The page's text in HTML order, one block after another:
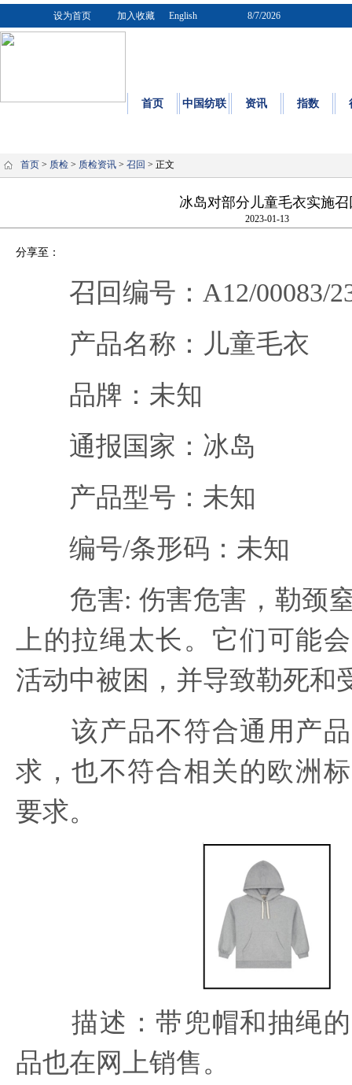
设为首页 加入收藏 English 8/7/2026
首页 中国纺联 资讯 指数
首页 > 质检 > 质检资讯 > 召回 > 正文
冰岛对部分儿童毛衣实施召
2023-01-13
分享至：
召回编号：A12/00083/
产品名称：儿童毛衣
品牌：未知
通报国家：冰岛
产品型号：未知
编号/条形码：未知
危害: 伤害危害，勒颈窒
上的拉绳太长。它们可能
活动中被困，并导致勒死和
该产品不符合通用产品
求，也不符合相关的欧洲
要求。
描述：带兜帽和抽绳的
品也在网上销售。